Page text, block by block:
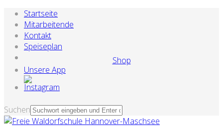
Startseite
Mitarbeitende
Kontakt
Speiseplan
Shop
Unsere App
Suchen